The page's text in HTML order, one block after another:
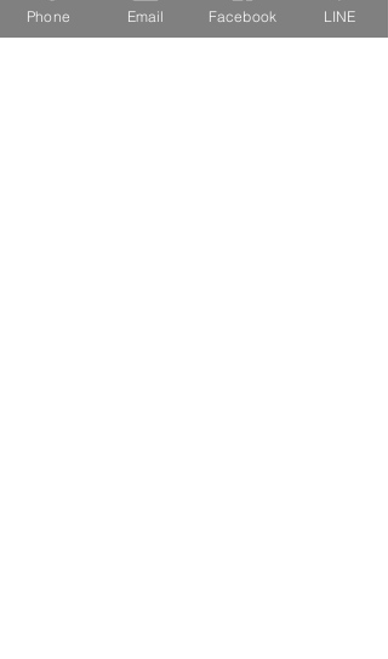
Phone Email Facebook LINE